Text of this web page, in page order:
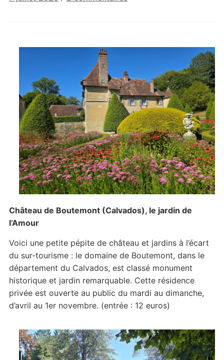
château
Boutemont
Château de Boutemont (Calvados), le jardin de
l’Amour
Voici une petite pépite de château et jardins à l’écart
du sur-tourisme : le domaine de Boutemont, dans le
département du Calvados, est classé monument
historique et jardin remarquable. Cette résidence
privée est ouverte au public du mardi au dimanche,
d’avril au 1er novembre. (entrée : 12 euros)